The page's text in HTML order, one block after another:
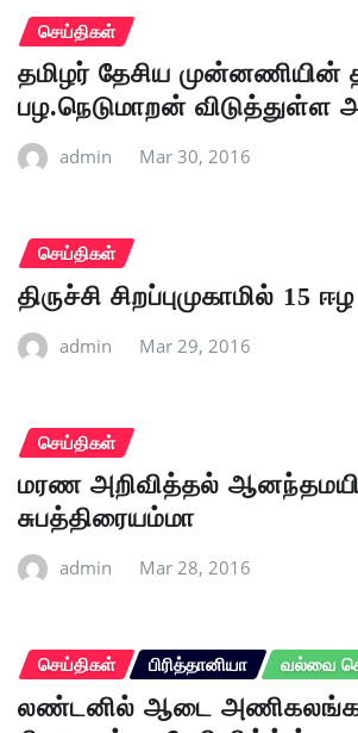
செய்திகள்
தமிழர் தேசிய
பழ.நெடுமாறன் விடுத்துள்ள
admin Mar 30, 2016
செய்திகள்
திருச்சி சிறப்புமுகாமில் 15
admin Mar 29, 2016
செய்திகள்
மரண அறிவித்தல்
சுபத்திரையம்மா
admin Mar 28, 2016
செய்திகள் பிரித்தானியா வல்வை
லண்டனில் ஆடை